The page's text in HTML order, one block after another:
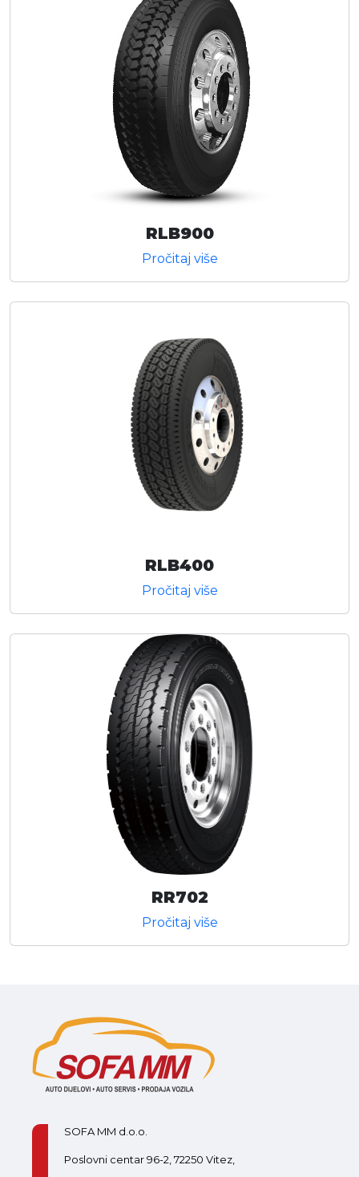
RLB900
Pročitaj više
RLB400
Pročitaj više
RR702
Pročitaj više
SOFA MM d.o.o.
Poslovni centar 96-2, 72250 Vitez,